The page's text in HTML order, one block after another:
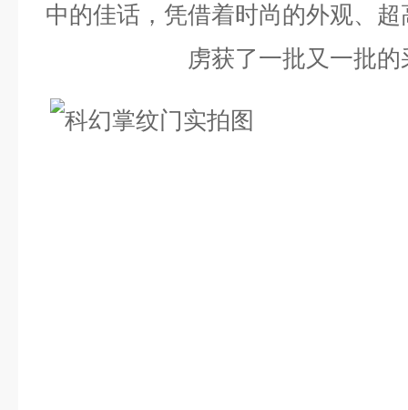
中的佳话，凭借着时尚的外观、
虏获了一批又一批